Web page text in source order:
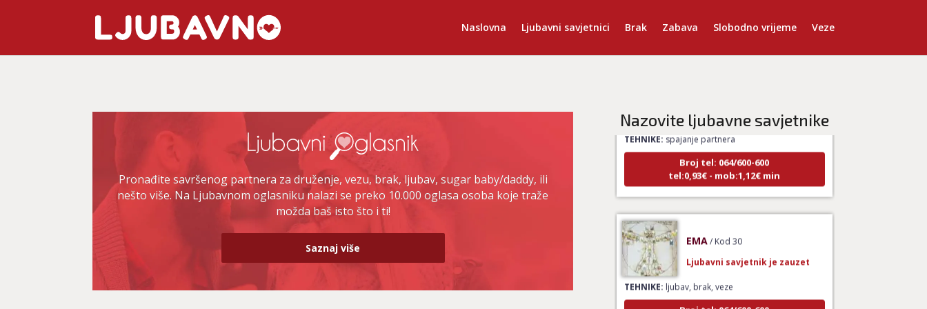
Naslovna Ljubavni savjetnici Brak Zabava Slobodno vrijeme Veze
Pronađite savršenog partnera za druženje, vezu, brak, ljubav, sugar baby/daddy, ili
nešto više. Na Ljubavnom oglasniku nalazi se preko 10.000 oglasa osoba koje traže
možda baš isto što i ti!
Saznaj više
Nazovite ljubavne savjetnike
TEHNIKE: spajanje partnera
Broj tel: 064/600-600
tel:0,93€ - mob:1,12€ min
TEHNIKE:ljubav, brak, veze
Broj tel: 064/600-600